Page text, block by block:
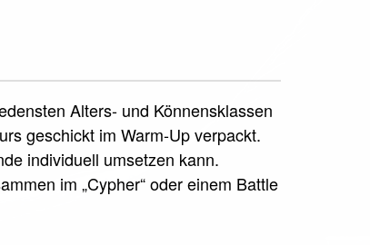
Alters- und Könnensklassen
geschickt im Warm-Up verpackt.
individuell umsetzen kann.
im „Cypher“ oder einem Battle